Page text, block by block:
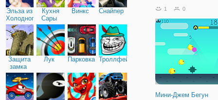
Эльза из
Холодного
сердца
Кухня
Сары
Винкс Снайпер
Защита
замка
Лук Парковка Троллфейс
Здесь вам предстоит
Дон, Декс, доктор Минго
только. Игра
1 0
Мини-Джем Бегун